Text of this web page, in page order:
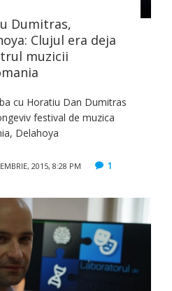
Dumitras,
Clujul era deja
muzicii
cu Horatiu Dan Dumitras
festival de muzica
Delahoya
2015, 8:28 PM 1